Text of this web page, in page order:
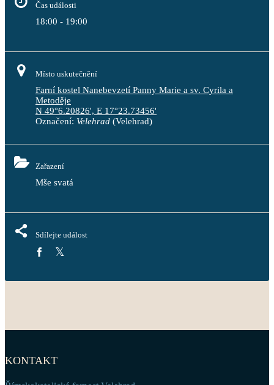
Čas události
18:00 - 19:00
Místo uskutečnění
Farní kostel Nanebevzetí Panny Marie a sv. Cyrila a
Metoděje
N 49°6.20826', E 17°23.73456'
Označení: Velehrad (Velehrad)
Zařazení
Mše svatá
Sdílejte událost
KONTAKT